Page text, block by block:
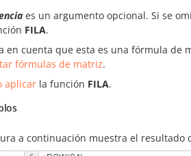
es un argumento opcional. Si se
FILA.
en cuenta que esta es una fórmula de
fórmulas de matriz.
aplicar la función FILA.
a continuación muestra el resultado